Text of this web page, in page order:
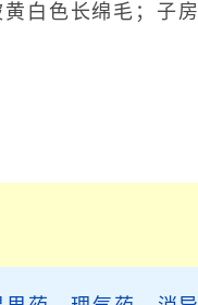
白色长绵毛；子房